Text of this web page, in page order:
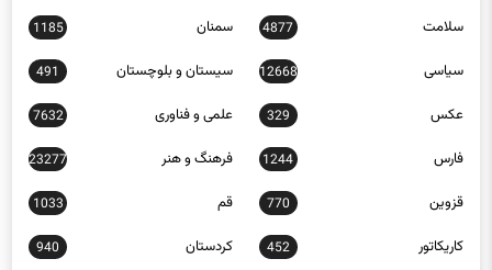
سیاسی 12668 سیستان و بلوچستان 491
عکس 329 علمی و فناوری 7632
فارس 1244 فرهنگ و هنر 23277
قزوین 770 قم 1033
کاریکاتور 452 کردستان 940
کرمان 1877 کرمانشاه 1232